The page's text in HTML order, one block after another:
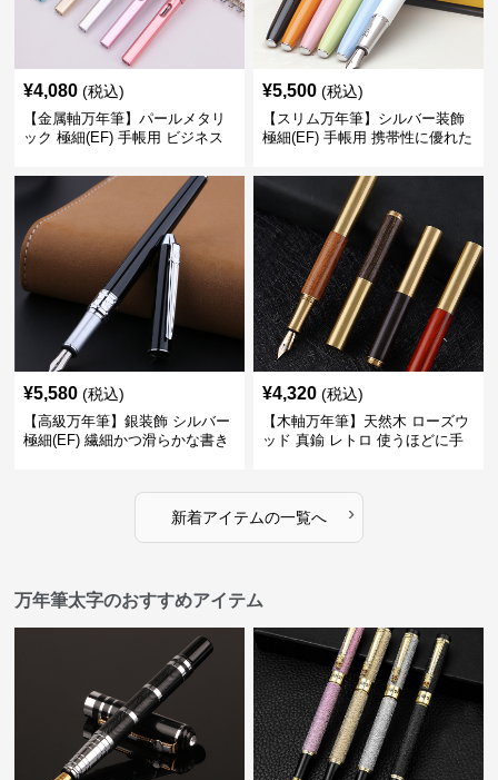
¥4,080 (税込)
【金属軸万年筆】パールメタリ
ック 極細(EF) 手帳用 ビジネス
る
¥5,500 (税込)
【スリム万年筆】シルバー装飾
極細(EF) 手帳用 携帯性に優れた
ートに筆記
¥5,580 (税込)
【高級万年筆】銀装飾 シルバー
極細(EF) 繊細かつ滑らかな書き
¥4,320 (税込)
【木軸万年筆】天然木 ローズウ
ッド 真鍮 レトロ 使うほどに手
新着アイテムの一覧へ ›
万年筆太字のおすすめアイテム